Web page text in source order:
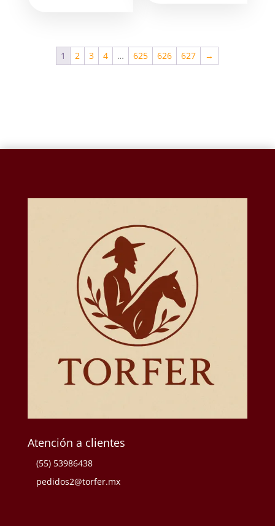
1 2 3 4 … 625 626 627 →
Atención a clientes
(55) 53986438
pedidos2@torfer.mx